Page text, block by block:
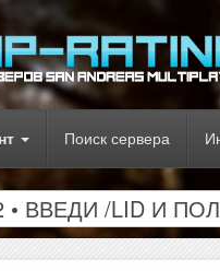
Поиск сервера
• ВВЕДИ /LID И